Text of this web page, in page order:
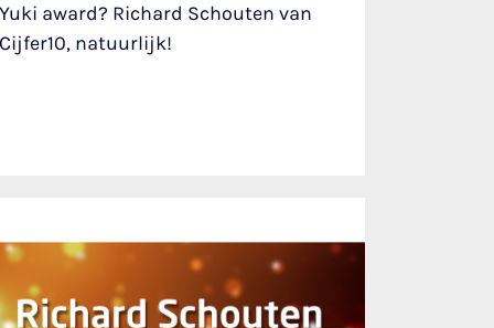
Yuki award? Richard Schouten van
Cijfer10, natuurlijk!